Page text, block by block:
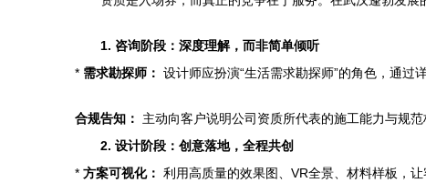
1. 咨询阶段：深度理解，而非简单倾听
* 需求勘探师： 设计师应扮演“生活需求勘探师”的角色，通过
合规告知：
主动向客户说明公司资质所代表的施工能力与规
2. 设计阶段：创意落地，全程共创
* 方案可视化： 利用高质量的效果图、VR全景、材料样板，